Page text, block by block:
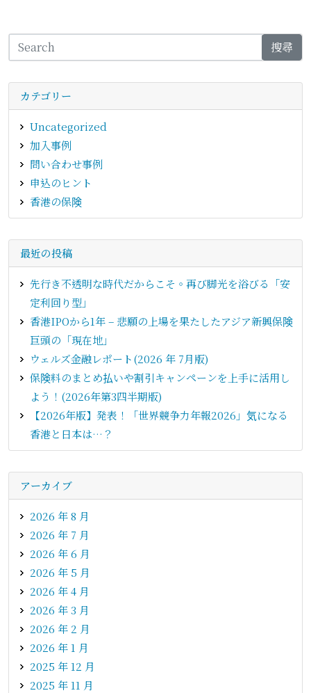
搜尋
カテゴリー
Uncategorized
加入事例
問い合わせ事例
申込のヒント
香港の保険
最近の投稿
先行き不透明な時代だからこそ。再び脚光を浴びる「安
定利回り型」
香港IPOから1年 – 悲願の上場を果たしたアジア新興保険
巨頭の「現在地」
ウェルズ金融レポート(2026 年 7月版)
保険料のまとめ払いや割引キャンペーンを上手に活用し
よう！(2026年第3四半期版)
【2026年版】発表！「世界競争力年報2026」気になる
香港と日本は…？
アーカイブ
2026 年 8 月
2026 年 7 月
2026 年 6 月
2026 年 5 月
2026 年 4 月
2026 年 3 月
2026 年 2 月
2026 年 1 月
2025 年 12 月
2025 年 11 月